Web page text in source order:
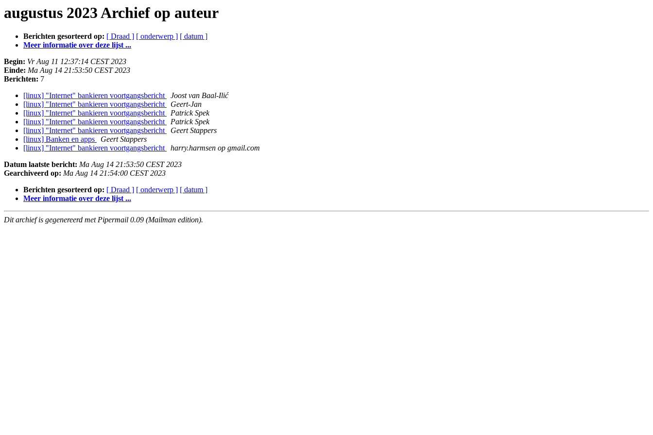
augustus 2023 Archief op auteur
Berichten gesorteerd op: [ Draad ] [ onderwerp ] [ datum ]
Meer informatie over deze lijst ...
Begin: Vr Aug 11 12:37:14 CEST 2023
Einde: Ma Aug 14 21:53:50 CEST 2023
Berichten: 7
[linux] "Internet" bankieren voortgangsbericht
Joost van Baal-Ilić
[linux] "Internet" bankieren voortgangsbericht
Geert-Jan
[linux] "Internet" bankieren voortgangsbericht
Patrick Spek
[linux] "Internet" bankieren voortgangsbericht
Patrick Spek
[linux] "Internet" bankieren voortgangsbericht
Geert Stappers
[linux] Banken en apps
Geert Stappers
[linux] "Internet" bankieren voortgangsbericht
harry.harmsen op gmail.com
Datum laatste bericht: Ma Aug 14 21:53:50 CEST 2023
Gearchiveerd op: Ma Aug 14 21:54:00 CEST 2023
Berichten gesorteerd op: [ Draad ] [ onderwerp ] [ datum ]
Meer informatie over deze lijst ...
Dit archief is gegenereerd met Pipermail 0.09 (Mailman edition).